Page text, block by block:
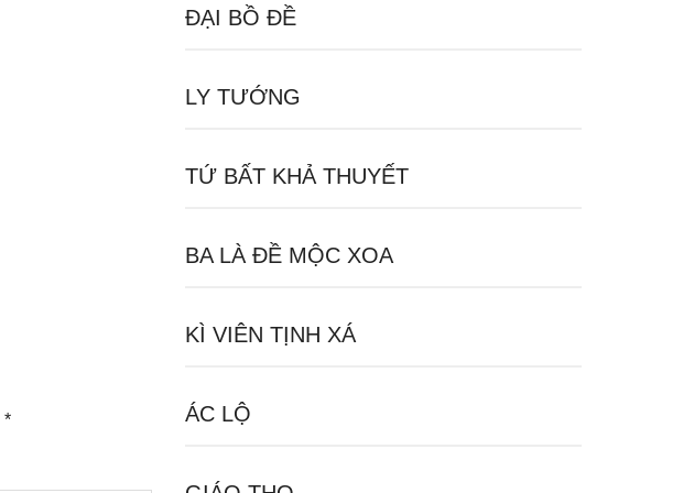
*
ĐẠI BỒ ĐỀ
LY TƯỚNG
TỨ BẤT KHẢ THUYẾT
BA LÀ ĐỀ MỘC XOA
KÌ VIÊN TỊNH XÁ
ÁC LỘ